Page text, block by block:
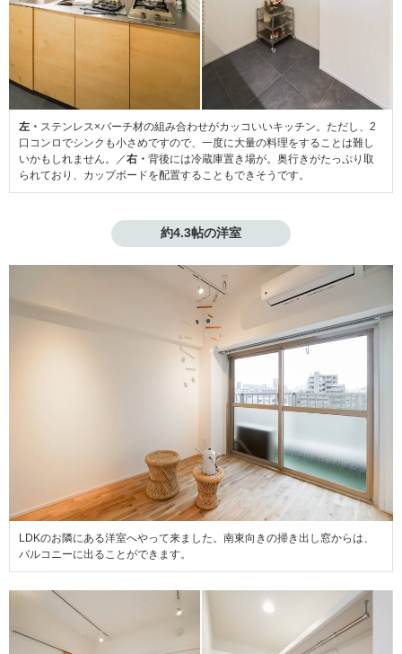
左・ ステンレス×バーチ材の組み合わせがカッコいいキッチン。ただし、2
口コンロでシンクも小さめですので、一度に大量の料理をすることは難し
いかもしれません。／右・ 背後には冷蔵庫置き場が。奥行きがたっぷり取
られており、カップボードを配置することもできそうです。
約4.3帖の洋室
LDKのお隣にある洋室へやって来ました。南東向きの掃き出し窓からは、
バルコニーに出ることができます。